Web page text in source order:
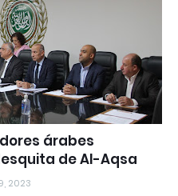
árabes
de Al-Aqsa
2023